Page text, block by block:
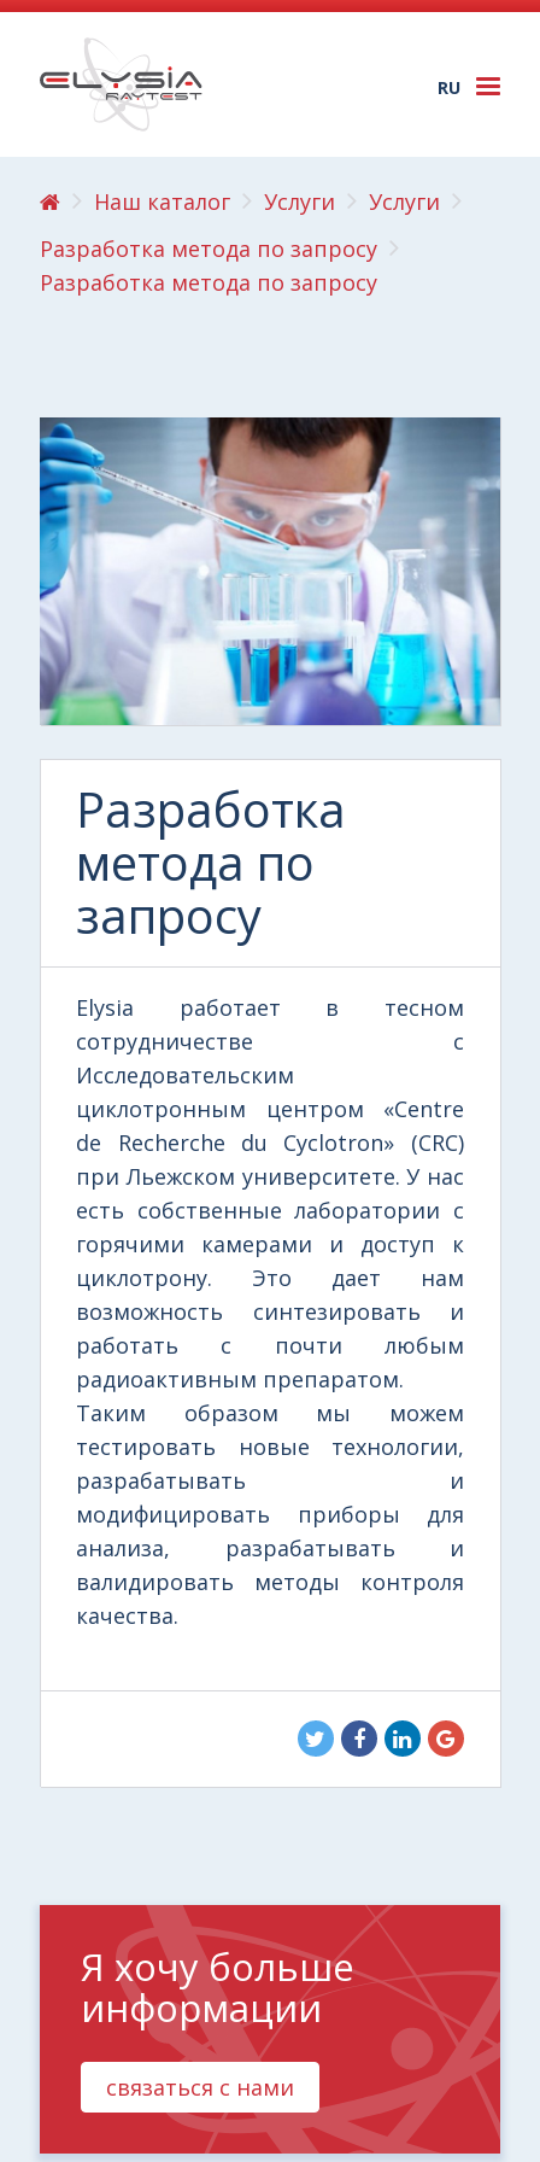
RU
Наш каталог Услуги
Услуги
Разработка метода по запросу
Разработка метода по запросу
Разработка
метода по
запросу
Elysia работает в тесном
сотрудничестве с
Исследовательским
циклотронным центром «Centre
de Recherche du Cyclotron» (CRC)
при Льежском университете. У нас
есть собственные лаборатории с
горячими камерами и доступ к
циклотрону. Это дает нам
возможность синтезировать и
работать с почти любым
радиоактивным препаратом.
Таким образом мы можем
тестировать новые технологии,
разрабатывать и
модифицировать приборы для
анализа, разрабатывать и
валидировать методы контроля
качества.
Я хочу больше
информации
связаться с нами